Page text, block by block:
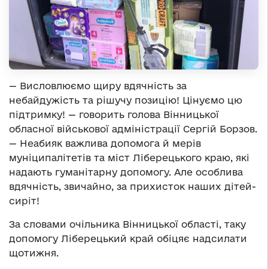
— Висловлюємо щиру вдячність за
небайдужість та рішучу позицію! Цінуємо цю
підтримку! — говорить голова Вінницької
обласної військової адміністрації Сергій Борзов.
— Неабияк важлива допомога й мерів
муніципалітетів та міст Ліберецького краю, які
надають гуманітарну допомогу. Але особлива
вдячність, звичайно, за прихисток наших дітей-
сиріт!
За словами очільника Вінницької області, таку
допомогу Ліберецький край обіцяє надсилати
щотижня.